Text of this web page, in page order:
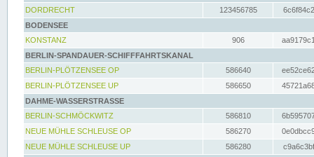
DORDRECHT
123456785
BODENSEE
KONSTANZ
906
BERLIN-SPANDAUER-SCHIFFFAHRTSKANAL
BERLIN-PLÖTZENSEE OP
586640
BERLIN-PLÖTZENSEE UP
586650
DAHME-WASSERSTRASSE
BERLIN-SCHMÖCKWITZ
586810
NEUE MÜHLE SCHLEUSE OP
586270
NEUE MÜHLE SCHLEUSE UP
586280